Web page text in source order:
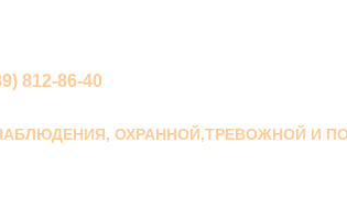
812-86-40
ОХРАННОЙ,ТРЕВОЖНОЙ И